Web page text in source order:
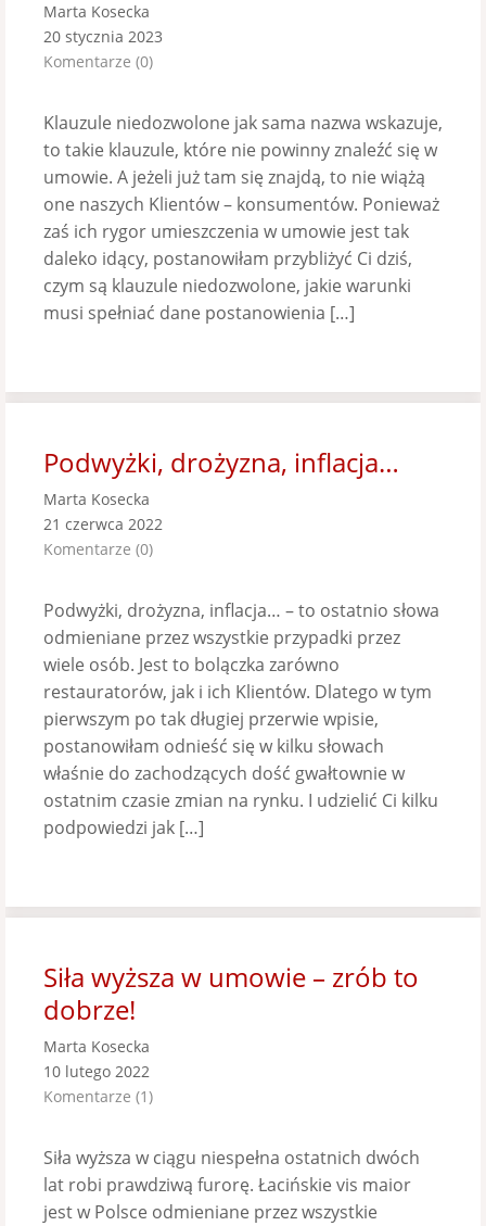
Marta Kosecka
20 stycznia 2023
Komentarze (0)
Klauzule niedozwolone jak sama nazwa wskazuje,
to takie klauzule, które nie powinny znaleźć się w
umowie. A jeżeli już tam się znajdą, to nie wiążą
one naszych Klientów – konsumentów. Ponieważ
zaś ich rygor umieszczenia w umowie jest tak
daleko idący, postanowiłam przybliżyć Ci dziś,
czym są klauzule niedozwolone, jakie warunki
musi spełniać dane postanowienia […]
Podwyżki, drożyzna, inflacja…
Marta Kosecka
21 czerwca 2022
Komentarze (0)
Podwyżki, drożyzna, inflacja… – to ostatnio słowa
odmieniane przez wszystkie przypadki przez
wiele osób. Jest to bolączka zarówno
restauratorów, jak i ich Klientów. Dlatego w tym
pierwszym po tak długiej przerwie wpisie,
postanowiłam odnieść się w kilku słowach
właśnie do zachodzących dość gwałtownie w
ostatnim czasie zmian na rynku. I udzielić Ci kilku
podpowiedzi jak […]
Siła wyższa w umowie – zrób to
dobrze!
Marta Kosecka
10 lutego 2022
Komentarze (1)
Siła wyższa w ciągu niespełna ostatnich dwóch
lat robi prawdziwą furorę. Łacińskie vis maior
jest w Polsce odmieniane przez wszystkie